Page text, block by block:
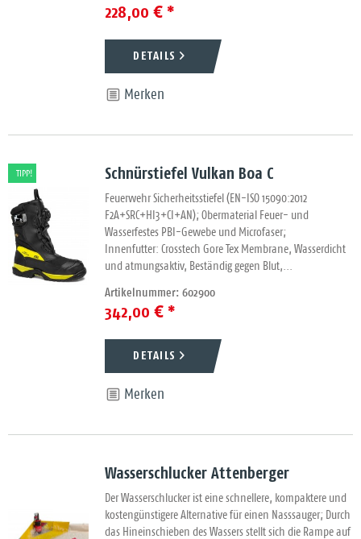
228,00 € *
DETAILS
Merken
TIPP! Schnürstiefel Vulkan Boa C
Feuerwehr Sicherheitsstiefel (EN-ISO 15090:2012
F2A+SRC+HI3+CI+AN); Obermaterial Feuer- und
Wasserfestes PBI-Gewebe und Microfaser;
Innenfutter: Crosstech Gore Tex Membrane, Wasserdicht
und atmungsaktiv, Beständig gegen Blut,...
Artikelnummer: 602900
342,00 € *
DETAILS
Merken
Wasserschlucker Attenberger
Der Wasserschlucker ist eine schnellere, kompaktere und
kostengünstigere Alternative für einen Nasssauger; Durch
das Hineinschieben des Wassers stellt sich die Rampe auf